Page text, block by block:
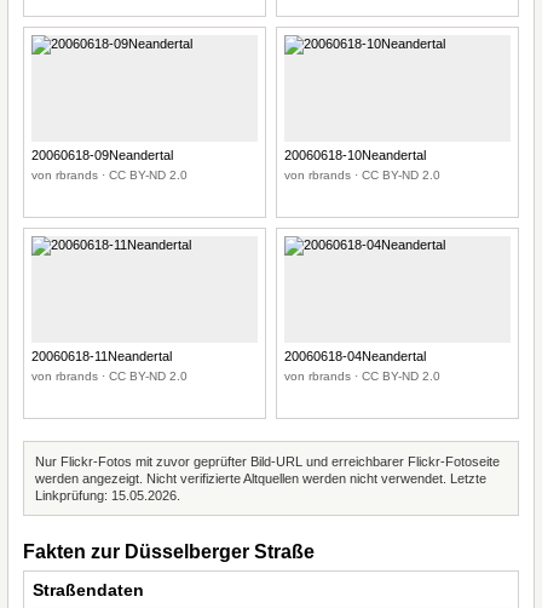
20060618-09Neandertal
von rbrands · CC BY-ND 2.0
20060618-10Neandertal
von rbrands · CC BY-ND 2.0
20060618-11Neandertal
von rbrands · CC BY-ND 2.0
20060618-04Neandertal
von rbrands · CC BY-ND 2.0
Nur Flickr-Fotos mit zuvor geprüfter Bild-URL und erreichbarer Flickr-Fotoseite
werden angezeigt. Nicht verifizierte Altquellen werden nicht verwendet. Letzte
Linkprüfung: 15.05.2026.
Fakten zur Düsselberger Straße
Straßendaten